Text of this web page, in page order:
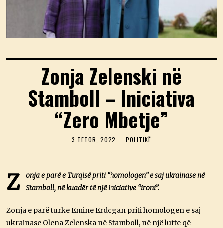
Zonja Zelenski në
Stamboll – Iniciativa
“Zero Mbetje”
3 TETOR, 2022
T
O
R
,
2
2
POLITIKË
Z
onja e parë e Turqisë priti “homologen” e saj ukrainase në
Stamboll, në kuadër të një iniciative “ironi”.
Zonja e parë turke Emine Erdogan priti homologen e saj
ukrainase Olena Zelenska në Stamboll, në një lufte që